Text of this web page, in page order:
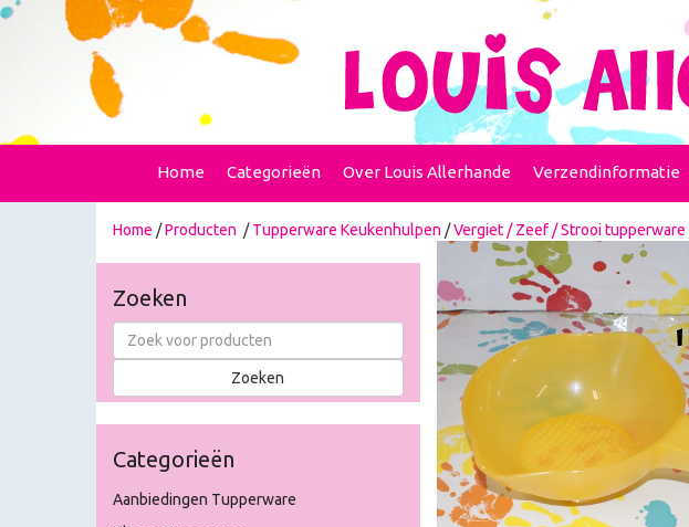
Home Categorieën Over Louis Allerhande Verzendinformatie
Home /Producten /Tupperware Keukenhulpen /Vergiet / Zeef / Strooi tupperware
Zoeken
Categorieën
Aanbiedingen Tupperware